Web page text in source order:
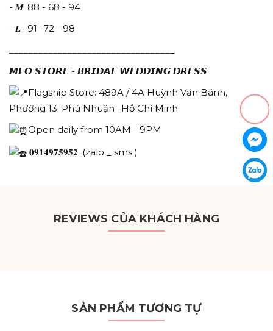
- 𝑴: 88 - 68 - 94
- 𝑳 : 91- 72 - 98
𝙈𝙀𝙊 𝙎𝙏𝙊𝙍𝙀 - 𝘽𝙍𝙄𝘿𝘼𝙇 𝙒𝙀𝘿𝘿𝙄𝙉𝙂 𝘿𝙍𝙀𝙎𝙎
Flagship Store: 489A / 4A Huỳnh Văn Bánh,
Phường 13. Phú Nhuận . Hồ Chí Minh
Open daily from 10AM - 9PM
𝟎𝟗𝟏𝟒𝟗𝟕𝟓𝟗𝟓𝟐. (zalo _ sms )
REVIEWS CỦA KHÁCH HÀNG
SẢN PHẨM TƯƠNG TỰ